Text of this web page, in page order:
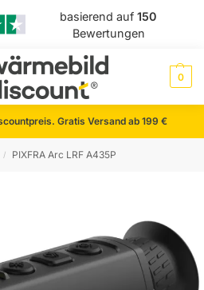
basierend auf150
Bewertungen
0
Gratis Versand ab 199 €
/ PIXFRA Arc LRF A435P